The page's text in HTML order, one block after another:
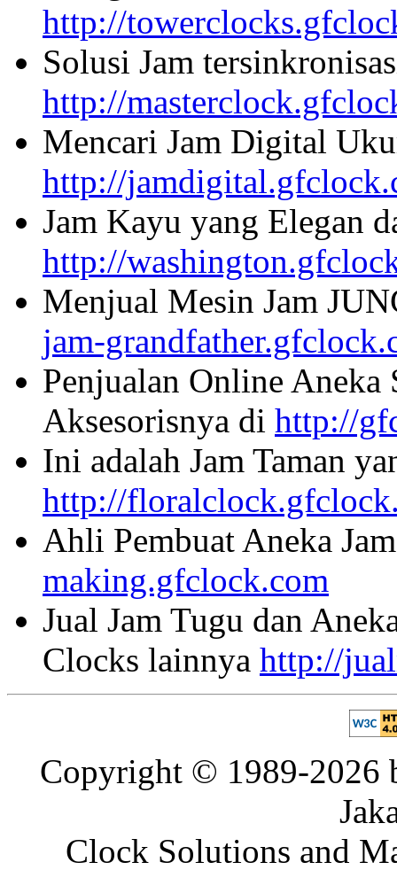
http://
Solusi Jam
http://
Mencari Jam Digital
http://
Jam Kayu yang Elegan
http://
Menjual Mesin Jam
jam-
Penjualan Online Aneka
Aksesorisnya di http://
Ini adalah Jam Taman
http://
Ahli Pembuat Aneka
making.gfclock.com
Jual Jam Tugu dan
Clocks lainnya http://
Copyright © 1989-2026
Clock Solutions and